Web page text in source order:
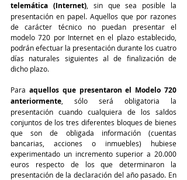
telemática (Internet), sin que sea posible la
presentación en papel. Aquellos que por razones
de carácter técnico no puedan presentar el
modelo 720 por Internet en el plazo establecido,
podrán efectuar la presentación durante los cuatro
días naturales siguientes al de finalización de
dicho plazo.
Para aquellos que presentaron el Modelo 720
anteriormente , sólo será obligatoria la
presentación cuando cualquiera de los saldos
conjuntos de los tres diferentes bloques de bienes
que son de obligada información (cuentas
bancarias, acciones o inmuebles) hubiese
experimentado un incremento superior a 20.000
euros respecto de los que determinaron la
presentación de la declaración del año pasado. En